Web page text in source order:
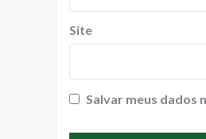
Site
Salvar meus dados